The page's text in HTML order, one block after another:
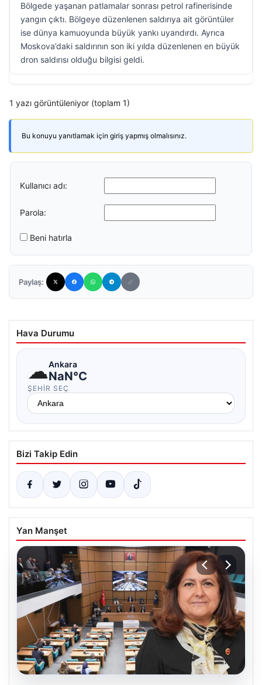
Bölgede yaşanan patlamalar sonrası petrol rafinerisinde
yangın çıktı. Bölgeye düzenlenen saldırıya ait görüntüler
ise dünya kamuoyunda büyük yankı uyandırdı. Ayrıca
Moskova’daki saldırının son iki yılda düzenlenen en büyük
dron saldırısı olduğu bilgisi geldi.
1 yazı görüntüleniyor (toplam 1)
Bu konuyu yanıtlamak için giriş yapmış olmalısınız.
Kullanıcı adı:
Parola:
Beni hatırla
Paylaş:
Hava Durumu
☁Ankara
NaN°C
ŞEHIR SEÇ
Bizi Takip Edin
Yan Manşet